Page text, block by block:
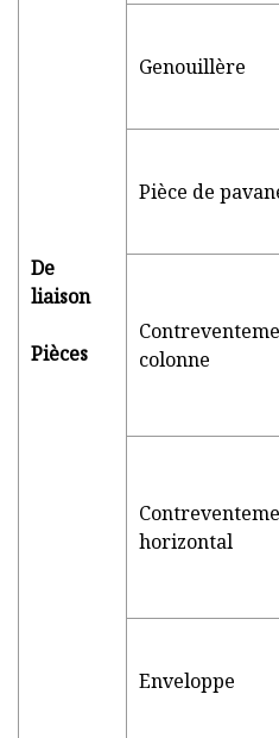
De
liaison
Pièces
Genouillère
Pièce de
colonne
horizontal
Enveloppe